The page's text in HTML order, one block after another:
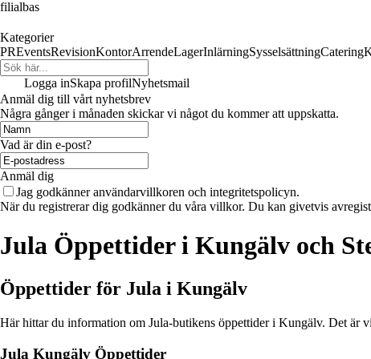
filialbas
Kategorier
PREventsRevisionKontorArrendeLagerInlärningSysselsättningCatering
Logga inSkapa profilNyhetsmail
Anmäl dig till vårt nyhetsbrev
Några gånger i månaden skickar vi något du kommer att uppskatta.
Vad är din e-post?
Anmäl dig
Jag godkänner användarvillkoren och integritetspolicyn.
När du registrerar dig godkänner du våra villkor. Du kan givetvis
Jula Öppettider i Kungälv och
Öppettider för Jula i Kungälv
Här hittar du information om Jula-butikens öppettider i Kungälv. Det är
Jula Kungälv Öppettider